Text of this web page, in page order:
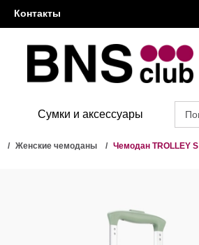
Контакты
Сумки и аксессуары
Женские чемоданы Чемодан TROLLEY S